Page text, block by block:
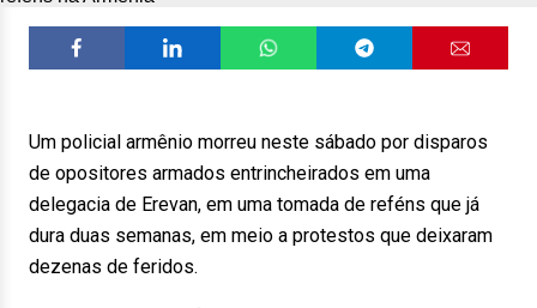
Um policial armênio morreu neste sábado por disparos
de opositores armados entrincheirados em uma
delegacia de Erevan, em uma tomada de reféns que já
dura duas semanas, em meio a protestos que deixaram
dezenas de feridos.